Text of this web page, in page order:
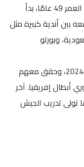
ألكسندر سانتوس، المدرب البرتغالي البالغ من العمر 49 عامًا، بدأ
بين أندية كبيرة مثل
ومنتخب السعودية، وبورتو
قاد الفريق الأنجولي بترو أتلتيكو بين 2021 و2024، وحقق معهم
أبطال إفريقيا. آخر
مع الأهلي في عام 2024، كما تولى تدريب الجيش